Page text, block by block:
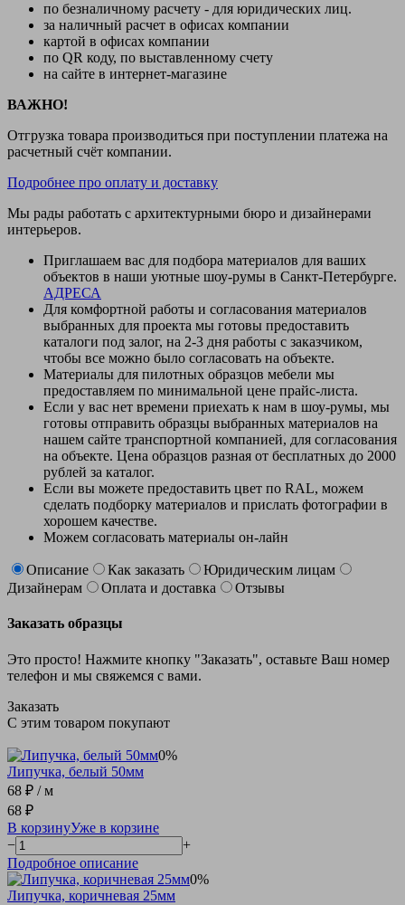
по безналичному расчету - для юридических лиц.
за наличный расчет в офисах компании
картой в офисах компании
по QR коду, по выставленному счету
на сайте в интернет-магазине
ВАЖНО!
Отгрузка товара производиться при поступлении платежа на
расчетный счёт компании.
Подробнее про оплату и доставку
Мы рады работать с архитектурными бюро и дизайнерами
интерьеров.
Приглашаем вас для подбора материалов для ваших
объектов в наши уютные шоу-румы в Санкт-Петербурге.
АДРЕСА
Для комфортной работы и согласования материалов
выбранных для проекта мы готовы предоставить
каталоги под залог, на 2-3 дня работы с заказчиком,
чтобы все можно было согласовать на объекте.
Материалы для пилотных образцов мебели мы
предоставляем по минимальной цене прайс-листа.
Если у вас нет времени приехать к нам в шоу-румы, мы
готовы отправить образцы выбранных материалов на
нашем сайте транспортной компанией, для согласования
на объекте. Цена образцов разная от бесплатных до 2000
рублей за каталог.
Если вы можете предоставить цвет по RAL, можем
сделать подборку материалов и прислать фотографии в
хорошем качестве.
Можем согласовать материалы он-лайн
Описание Как заказать
Юридическим лицам
Дизайнерам
Оплата и доставка Отзывы
Заказать образцы
Это просто! Нажмите кнопку "Заказать", оставьте Ваш номер
телефон и мы свяжемся с вами.
Заказать
С этим товаром покупают
0%
Липучка, белый 50мм
68 ₽ / м
68 ₽
В корзинуУже в корзине
−
+
Подробное описание
0%
Липучка, коричневая 25мм